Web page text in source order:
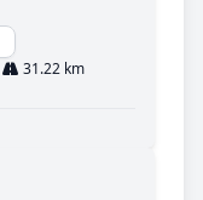
31.22 km